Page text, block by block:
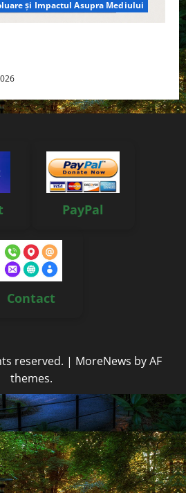
și Impactul Asupra Mediului
PayPal
Contact
reserved. | MoreNews by AF
themes.